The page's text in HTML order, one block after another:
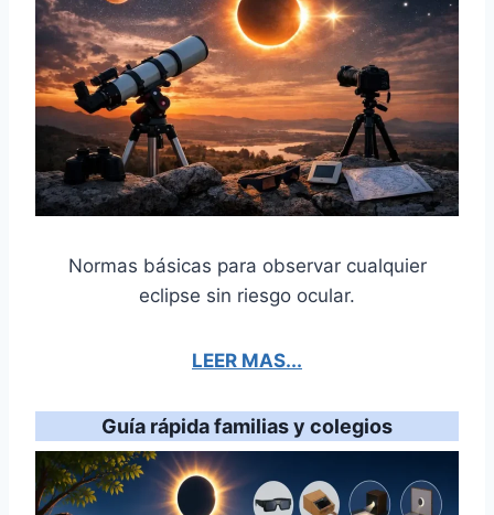
Normas básicas para observar cualquier
eclipse sin riesgo ocular.
LEER MAS...
Guía rápida familias y colegios